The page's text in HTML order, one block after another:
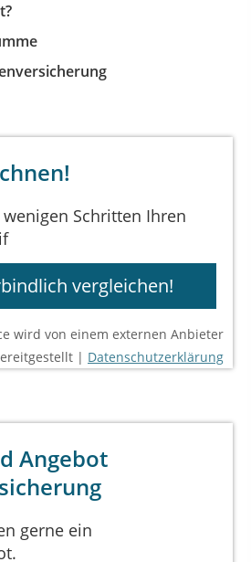
Schritten Ihren
vergleichen!
wird von einem externen Anbieter
| Datenschutzerklärung
Angebot
gerne ein